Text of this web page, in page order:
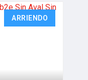
ARRIENDO